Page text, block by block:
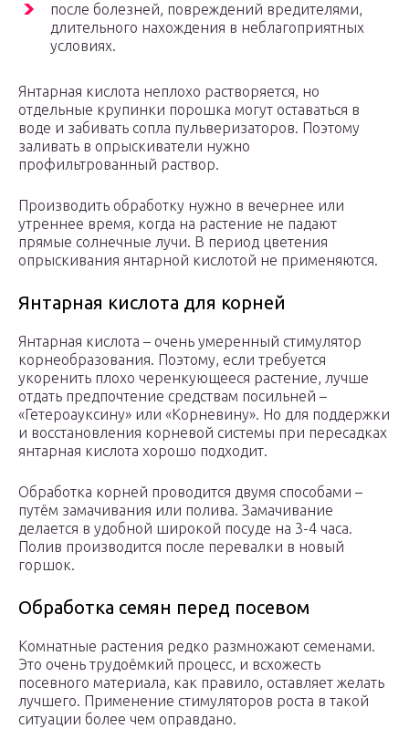
после болезней, повреждений вредителями,
длительного нахождения в неблагоприятных
условиях.
Янтарная кислота неплохо растворяется, но
отдельные крупинки порошка могут оставаться в
воде и забивать сопла пульверизаторов. Поэтому
заливать в опрыскиватели нужно
профильтрованный раствор.
Производить обработку нужно в вечернее или
утреннее время, когда на растение не падают
прямые солнечные лучи. В период цветения
опрыскивания янтарной кислотой не применяются.
Янтарная кислота для корней
Янтарная кислота – очень умеренный стимулятор
корнеобразования. Поэтому, если требуется
укоренить плохо черенкующееся растение, лучше
отдать предпочтение средствам посильней –
«Гетероауксину» или «Корневину». Но для поддержки
и восстановления корневой системы при пересадках
янтарная кислота хорошо подходит.
Обработка корней проводится двумя способами –
путём замачивания или полива. Замачивание
делается в удобной широкой посуде на 3-4 часа.
Полив производится после перевалки в новый
горшок.
Обработка семян перед посевом
Комнатные растения редко размножают семенами.
Это очень трудоёмкий процесс, и всхожесть
посевного материала, как правило, оставляет желать
лучшего. Применение стимуляторов роста в такой
ситуации более чем оправдано.